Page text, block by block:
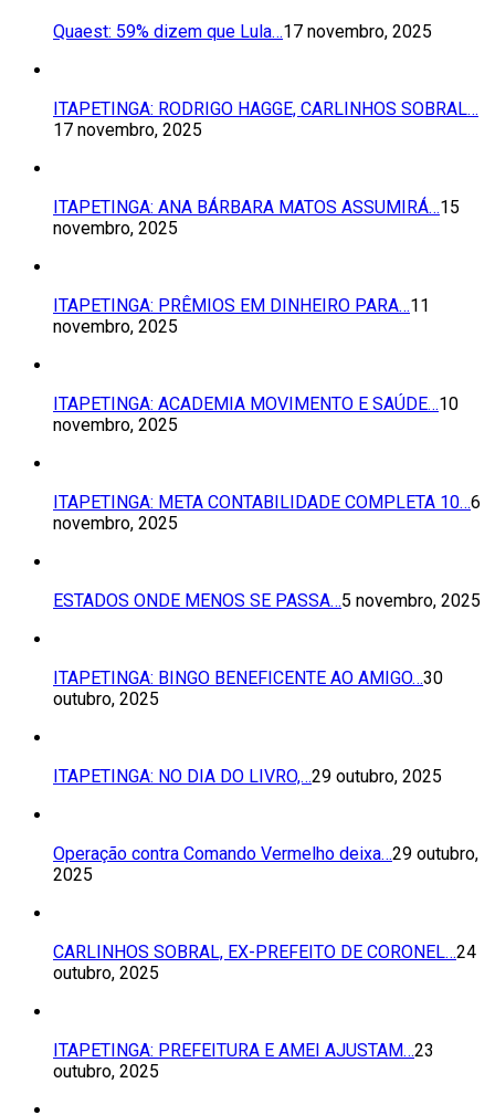
Quaest: 59% dizem que Lula…17 novembro, 2025
ITAPETINGA: RODRIGO HAGGE, CARLINHOS SOBRAL…
17 novembro, 2025
ITAPETINGA: ANA BÁRBARA MATOS ASSUMIRÁ…15
novembro, 2025
ITAPETINGA: PRÊMIOS EM DINHEIRO PARA…11
novembro, 2025
ITAPETINGA: ACADEMIA MOVIMENTO E SAÚDE…10
novembro, 2025
ITAPETINGA: META CONTABILIDADE COMPLETA 10…6
novembro, 2025
ESTADOS ONDE MENOS SE PASSA…5 novembro, 2025
ITAPETINGA: BINGO BENEFICENTE AO AMIGO…30
outubro, 2025
ITAPETINGA: NO DIA DO LIVRO,…29 outubro, 2025
Operação contra Comando Vermelho deixa…29 outubro,
2025
CARLINHOS SOBRAL, EX-PREFEITO DE CORONEL…24
outubro, 2025
ITAPETINGA: PREFEITURA E AMEI AJUSTAM…23
outubro, 2025